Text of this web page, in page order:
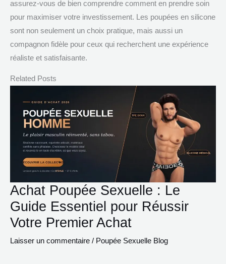
assurez-vous de bien comprendre comment en prendre soin
pour maximiser votre investissement. Les poupées en silicone
sont non seulement un choix pratique, mais aussi un
compagnon fidèle pour ceux qui recherchent une expérience
réaliste et satisfaisante.
Related Posts
Achat Poupée Sexuelle : Le
Guide Essentiel pour Réussir
Votre Premier Achat
Laisser un commentaire / Poupée Sexuelle Blog